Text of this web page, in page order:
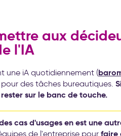
aux
l'IA
une iA quotidiennement (
des tâches bureautiques.
sur le banc de touche.
cas d'usages en est une
de l'entreprise pour faire